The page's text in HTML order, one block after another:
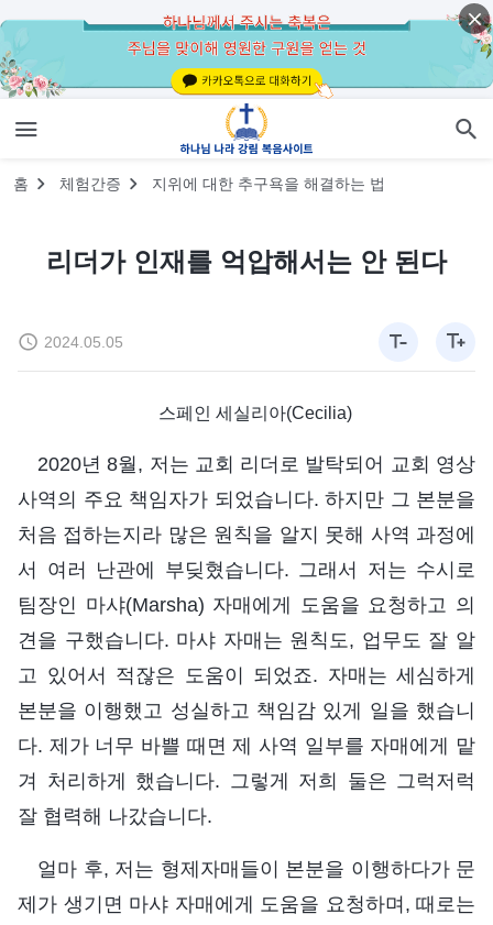
홈 체험간증 지위에 대한 추구욕을 해결하는 법
리더가 인재를 억압해서는 안 된다
2024.05.05
스페인 세실리아(Cecilia)
2020년 8월, 저는 교회 리더로 발탁되어 교회 영상
사역의 주요 책임자가 되었습니다. 하지만 그 본분을
처음 접하는지라 많은 원칙을 알지 못해 사역 과정에
서 여러 난관에 부딪혔습니다. 그래서 저는 수시로
팀장인 마샤(Marsha) 자매에게 도움을 요청하고 의
견을 구했습니다. 마샤 자매는 원칙도, 업무도 잘 알
고 있어서 적잖은 도움이 되었죠. 자매는 세심하게
본분을 이행했고 성실하고 책임감 있게 일을 했습니
다. 제가 너무 바쁠 때면 제 사역 일부를 자매에게 맡
겨 처리하게 했습니다. 그렇게 저희 둘은 그럭저럭
잘 협력해 나갔습니다.
얼마 후, 저는 형제자매들이 본분을 이행하다가 문
제가 생기면 마샤 자매에게 도움을 요청하며, 때로는